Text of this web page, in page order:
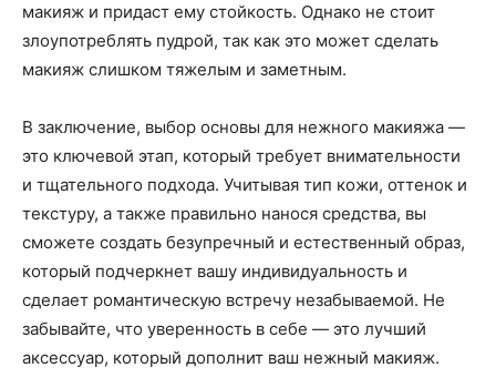
макияж и придаст ему стойкость. Однако не стоит
злоупотреблять пудрой, так как это может сделать
макияж слишком тяжелым и заметным.
В заключение, выбор основы для нежного макияжа —
это ключевой этап, который требует внимательности
и тщательного подхода. Учитывая тип кожи, оттенок и
текстуру, а также правильно нанося средства, вы
сможете создать безупречный и естественный образ,
который подчеркнет вашу индивидуальность и
сделает романтическую встречу незабываемой. Не
забывайте, что уверенность в себе — это лучший
аксессуар, который дополнит ваш нежный макияж.